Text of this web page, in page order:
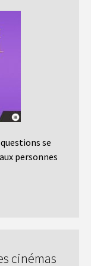
se
personnes
cinémas